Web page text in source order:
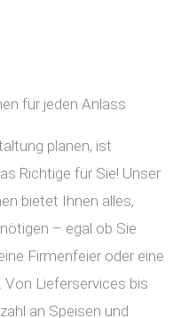
für jeden Anlass
planen, ist
Richtige für Sie! Unser
bietet Ihnen alles,
– egal ob Sie
Firmenfeier oder eine
Von Lieferservices bis
an Speisen und